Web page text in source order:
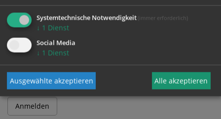
Benutzername
Passwort
Systemtechnische Notwendigkeit (immer erforderlich)
↓ 1 Dienst
Social Media
↓ 1 Dienst
Ausgewählte akzeptieren Alle akzeptieren